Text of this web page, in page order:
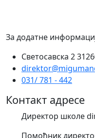
За додатне
Светосавска 2
031/ 781 - 442
Контакт адресе
Директор школе
Помоћник